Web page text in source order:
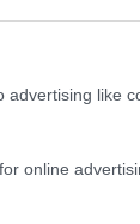
advertising like
online
Mónika,